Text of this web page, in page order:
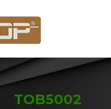
TOB5002